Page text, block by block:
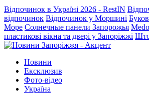
Відпочинок в Україні 2026 - RestIN
відпочинок Відпочинок у Моршині
Море Солнечные панели Запорожья
пластикові вікна та двері у Запоріжжі
Новини
Ексклюзив
Фото-відео
Україна